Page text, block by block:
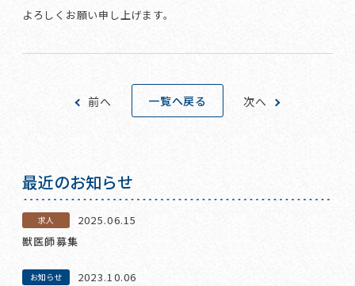
よろしくお願い申し上げます。
前へ 一覧へ戻る 次へ
最近のお知らせ
求人
2025.06.15
獣医師募集
お知らせ
2023.10.06